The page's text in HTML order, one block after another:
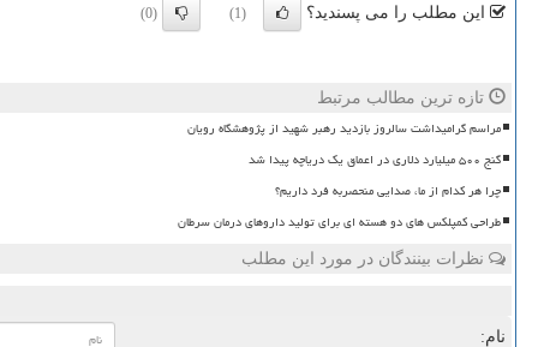
این مطلب را می پسندید؟ (1)
(0)
تازه ترین مطالب مرتبط
مراسم گرامیداشت سالروز بازدید رهبر شهید از پژوهشگاه رویان
گنج ۵۰۰ میلیارد دلاری در اعماق یک دریاچه پیدا شد
چرا هر کدام از ما، صدایی منحصربه فرد داریم؟
طراحی کمپلکس های دو هسته ای برای تولید داروهای درمان سرطان
نظرات بینندگان در مورد این مطلب
نام: